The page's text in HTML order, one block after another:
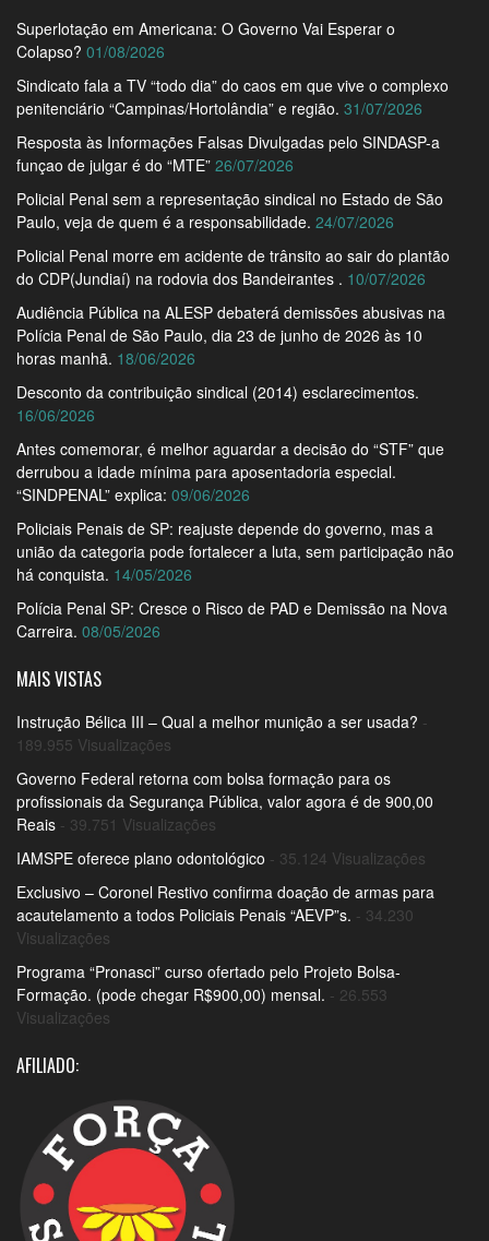
Superlotação em Americana: O Governo Vai Esperar o
Colapso? 01/08/2026
Sindicato fala a TV “todo dia” do caos em que vive o complexo
penitenciário “Campinas/Hortolândia” e região. 31/07/2026
Resposta às Informações Falsas Divulgadas pelo SINDASP-a
funçao de julgar é do “MTE” 26/07/2026
Policial Penal sem a representação sindical no Estado de São
Paulo, veja de quem é a responsabilidade. 24/07/2026
Policial Penal morre em acidente de trânsito ao sair do plantão
do CDP(Jundiaí) na rodovia dos Bandeirantes . 10/07/2026
Audiência Pública na ALESP debaterá demissões abusivas na
Polícia Penal de São Paulo, dia 23 de junho de 2026 às 10
horas manhã. 18/06/2026
Desconto da contribuição sindical (2014) esclarecimentos.
16/06/2026
Antes comemorar, é melhor aguardar a decisão do “STF” que
derrubou a idade mínima para aposentadoria especial.
“SINDPENAL” explica: 09/06/2026
Policiais Penais de SP: reajuste depende do governo, mas a
união da categoria pode fortalecer a luta, sem participação não
há conquista. 14/05/2026
Polícia Penal SP: Cresce o Risco de PAD e Demissão na Nova
Carreira. 08/05/2026
MAIS VISTAS
Instrução Bélica III – Qual a melhor munição a ser usada? -
189.955 Visualizações
Governo Federal retorna com bolsa formação para os
profissionais da Segurança Pública, valor agora é de 900,00
Reais - 39.751 Visualizações
IAMSPE oferece plano odontológico - 35.124 Visualizações
Exclusivo – Coronel Restivo confirma doação de armas para
acautelamento a todos Policiais Penais “AEVP”s. - 34.230
Visualizações
Programa “Pronasci” curso ofertado pelo Projeto Bolsa-
Formação. (pode chegar R$900,00) mensal. - 26.553
Visualizações
AFILIADO: